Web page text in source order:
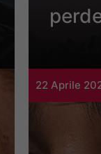
22 Aprile